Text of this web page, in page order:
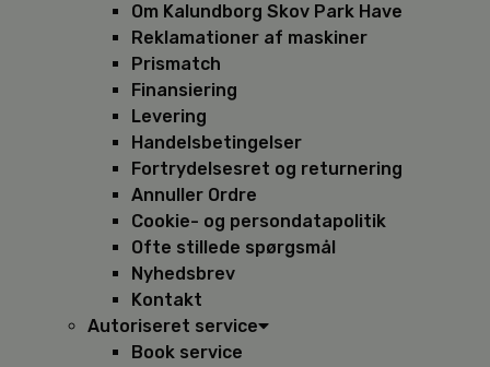
Om Kalundborg Skov Park Have
Reklamationer af maskiner
Prismatch
Finansiering
Levering
Handelsbetingelser
Fortrydelsesret og returnering
Annuller Ordre
Cookie- og persondatapolitik
Ofte stillede spørgsmål
Nyhedsbrev
Kontakt
Autoriseret service
Book service